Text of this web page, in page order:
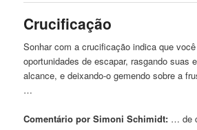
Crucificação
Sonhar com a crucificação indica que
oportunidades de escapar, rasgando suas
alcance, e deixando-o gemendo sobre a
…
Comentário por Simoni Schimidt: … de